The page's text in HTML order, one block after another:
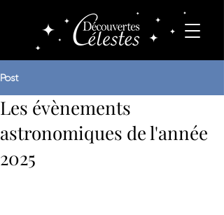
Post
Les évènements
astronomiques de l'année
2025